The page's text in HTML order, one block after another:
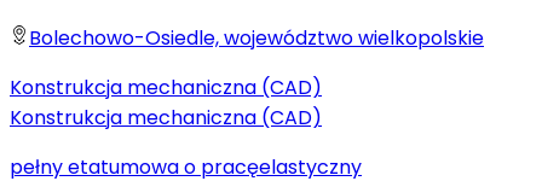
Bolechowo-Osiedle, województwo wielkopolskie
Konstrukcja mechaniczna (CAD)
Konstrukcja mechaniczna (CAD)
pełny etatumowa o pracęelastyczny